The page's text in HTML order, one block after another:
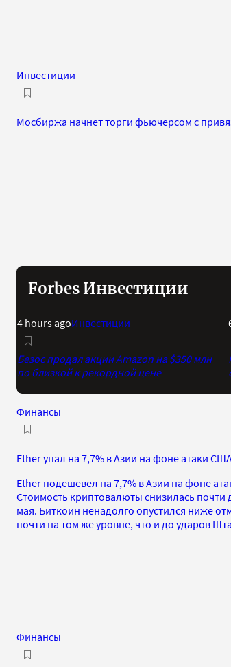
Инвестиции
Мосбиржа начнет торги фьючерсом с
Forbes Инвестиции
4 hours agoИнвестиции
Безос продал акции Amazon на $350 млн
по близкой к рекордной цене
Финансы
Ether упал на 7,7% в Азии на фоне атаки
Ether подешевел на 7,7% в Азии на фоне
Стоимость криптовалюты снизилась почти
мая. Биткоин ненадолго опустился ниже
почти на том же уровне, что и до ударов
Финансы